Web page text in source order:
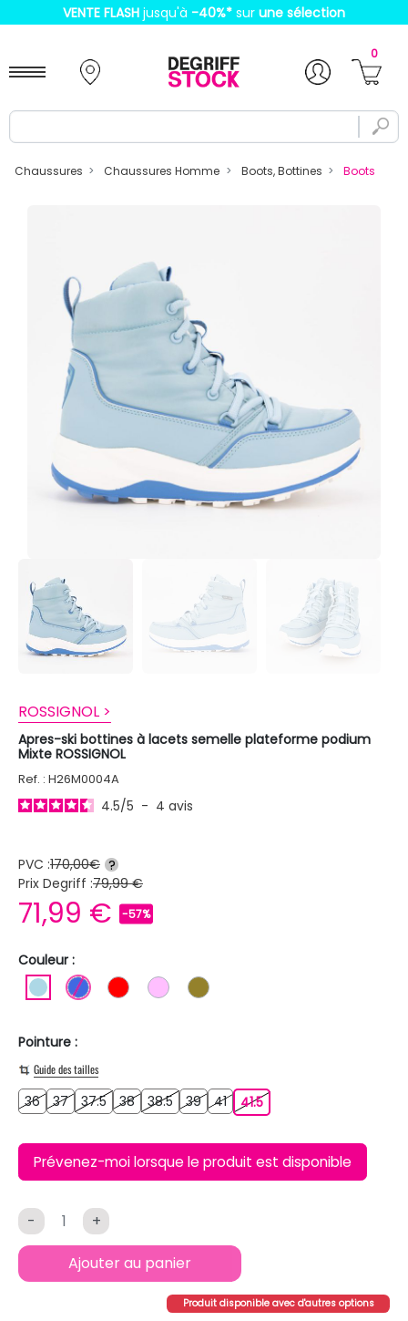
VENTE FLASH jusqu'à -40%* sur une sélection
0
Chaussures Chaussures Homme Boots, Bottines Boots
ROSSIGNOL >
Apres-ski bottines à lacets semelle plateforme podium
Mixte ROSSIGNOL
Ref. : H26M0004A
4.5/5 - 4 avis
PVC :170,00€ ?
Prix Degriff :79,99 €
71,99 € -57%
Couleur :
BLEU CLAIR
BLEU ROIROUGEROSE CLAIR
KAKI
Pointure :
Guide des tailles
3636373737.537.5
383838.538.5
39394141 41.541.5
Prévenez-moi lorsque le produit est disponible
- +
Ajouter au panier
Produit disponible avec d'autres options